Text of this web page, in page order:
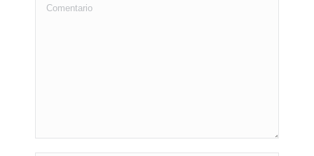
Comentario